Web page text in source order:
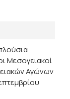
Μεσογειακοί
Αγώνων